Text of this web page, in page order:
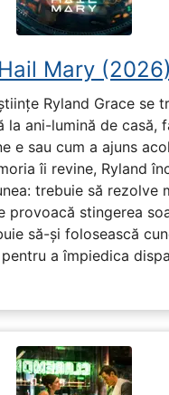
Mary (2026)
Ryland Grace se
la ani-lumină de casă,
e sau cum a ajuns
îi revine, Ryland
trebuie să rezolve
provoacă stingerea
să-și folosească
a împiedica